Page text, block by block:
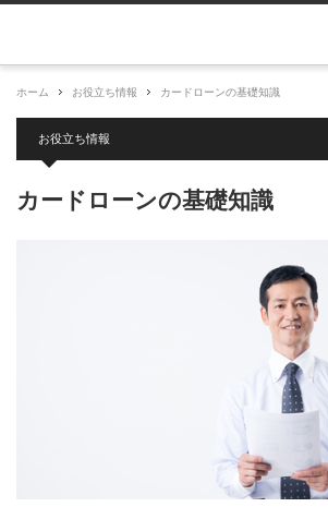
ホーム お役立ち情報 カードローンの基礎知識
お役立ち情報
カードローンの基礎知識